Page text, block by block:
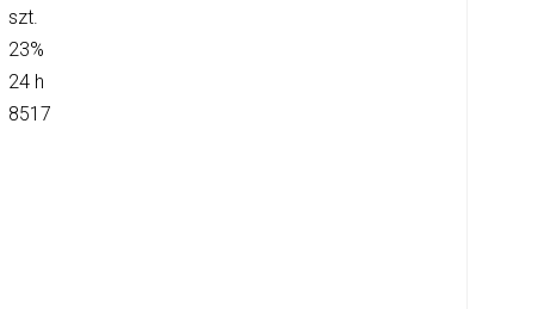
szt.
23%
24 h
8517